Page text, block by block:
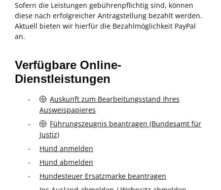
Sofern die Leistungen gebührenpflichtig sind, können
diese nach erfolgreicher Antragstellung bezahlt werden.
Aktuell bieten wir hierfür die Bezahlmöglichkeit PayPal
an.
Verfügbare Online-
Dienstleistungen
Auskunft zum Bearbeitungsstand Ihres
Ausweispapieres
Führungszeugnis beantragen (Bundesamt für
Justiz)
Hund anmelden
Hund abmelden
Hundesteuer Ersatzmarke beantragen